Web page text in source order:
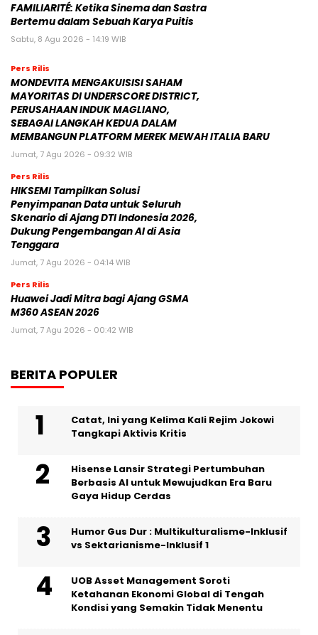
FAMILIARITÉ: Ketika Sinema dan Sastra
Bertemu dalam Sebuah Karya Puitis
Sabtu, 8 Agu 2026 - 14:19 WIB
Pers Rilis
MONDEVITA MENGAKUISISI SAHAM
MAYORITAS DI UNDERSCORE DISTRICT,
PERUSAHAAN INDUK MAGLIANO,
SEBAGAI LANGKAH KEDUA DALAM
MEMBANGUN PLATFORM MEREK MEWAH ITALIA BARU
Jumat, 7 Agu 2026 - 09:32 WIB
Pers Rilis
HIKSEMI Tampilkan Solusi
Penyimpanan Data untuk Seluruh
Skenario di Ajang DTI Indonesia 2026,
Dukung Pengembangan AI di Asia
Tenggara
Jumat, 7 Agu 2026 - 04:14 WIB
Pers Rilis
Huawei Jadi Mitra bagi Ajang GSMA
M360 ASEAN 2026
Jumat, 7 Agu 2026 - 00:42 WIB
BERITA POPULER
Catat, Ini yang Kelima Kali Rejim Jokowi
Tangkapi Aktivis Kritis
Hisense Lansir Strategi Pertumbuhan
Berbasis AI untuk Mewujudkan Era Baru
Gaya Hidup Cerdas
Humor Gus Dur : Multikulturalisme-Inklusif
vs Sektarianisme-Inklusif 1
UOB Asset Management Soroti
Ketahanan Ekonomi Global di Tengah
Kondisi yang Semakin Tidak Menentu